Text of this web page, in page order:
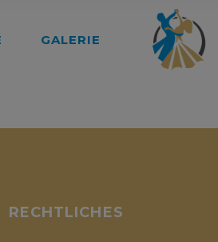
GALERIE
RECHTLICHES